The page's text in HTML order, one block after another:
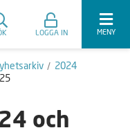
LOGGA IN MENY
2024
och